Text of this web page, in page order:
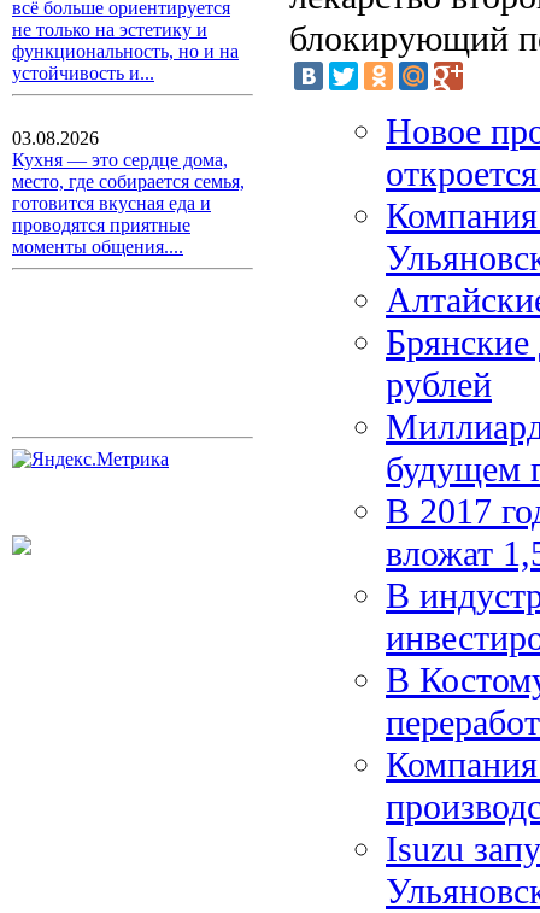
всё больше ориентируется
не только на эстетику и
функциональность, но и на
устойчивость и...
03.08.2026
Кухня — это сердце дома,
место, где собирается семья,
готовится вкусная еда и
проводятся приятные
моменты общения....
блокирующий
Новое
рублей
будущем
В 2017
вложат
В
В
Isuzu